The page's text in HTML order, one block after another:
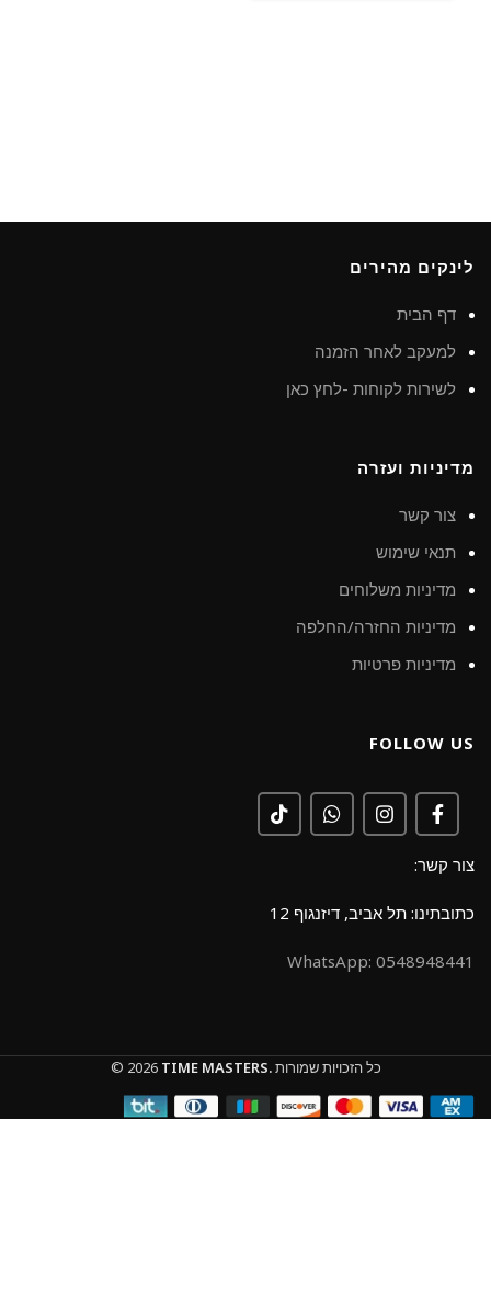
לינקים מהירים
דף הבית
למעקב לאחר הזמנה
לשירות לקוחות -לחץ כאן
מדיניות ועזרה
צור קשר
תנאי שימוש
מדיניות משלוחים
מדיניות החזרה/החלפה
מדיניות פרטיות
FOLLOW US
צור קשר:
כתובתינו: תל אביב, דיזנגוף 12
0548948441 :WhatsApp
© 2026 TIME MASTERS.כל הזכויות שמורות